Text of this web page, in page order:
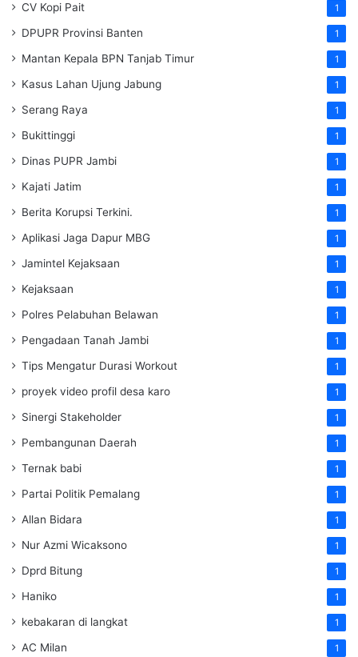
CV Kopi Pait 1
DPUPR Provinsi Banten 1
Mantan Kepala BPN Tanjab Timur 1
Kasus Lahan Ujung Jabung 1
Serang Raya 1
Bukittinggi 1
Dinas PUPR Jambi 1
Kajati Jatim 1
Berita Korupsi Terkini. 1
Aplikasi Jaga Dapur MBG 1
Jamintel Kejaksaan 1
Kejaksaan 1
Polres Pelabuhan Belawan 1
Pengadaan Tanah Jambi 1
Tips Mengatur Durasi Workout 1
proyek video profil desa karo 1
Sinergi Stakeholder 1
Pembangunan Daerah 1
Ternak babi 1
Partai Politik Pemalang 1
Allan Bidara 1
Nur Azmi Wicaksono 1
Dprd Bitung 1
Haniko 1
kebakaran di langkat 1
AC Milan 1